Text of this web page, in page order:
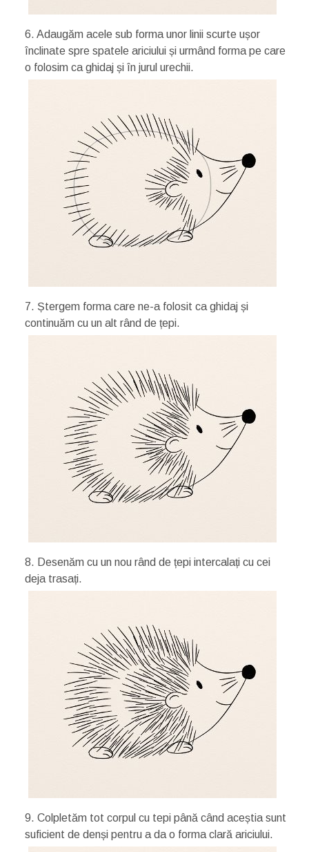
6. Adaugăm acele sub forma unor linii scurte ușor
înclinate spre spatele ariciului și urmând forma pe care
o folosim ca ghidaj și în jurul urechii.
7. Ștergem forma care ne-a folosit ca ghidaj și
continuăm cu un alt rând de țepi.
8. Desenăm cu un nou rând de țepi intercalați cu cei
deja trasați.
9. Colpletăm tot corpul cu tepi până când aceștia sunt
suficient de denși pentru a da o forma clară ariciului.